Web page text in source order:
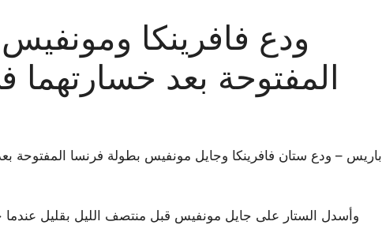
ودع فافرينكا
المفتوحة بعد خسارتهما
باريس – ودع ستان فافرينكا وجايل مونفيس بطولة فرنسا المفتوحة
وأسدل الستار على جايل مونفيس قبل منتصف الليل بقليل